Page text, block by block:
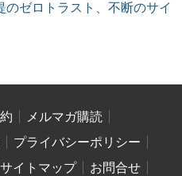
のゼロトラスト、不断のサイ
メルマガ購読
プライバシーポリシー
サイトマップ
お問合せ